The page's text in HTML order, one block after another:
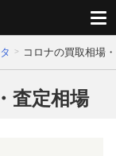
コロナの買取相場
査定相場